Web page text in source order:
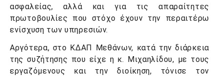
ασφαλείας, αλλά και για τις απαραίτητες
πρωτοβουλίες που στόχο έχουν την περαιτέρω
ενίσχυση των υπηρεσιών.
Αργότερα, στο ΚΔΑΠ Μεθάνων, κατά την διάρκεια
της συζήτησης που είχε η κ. Μιχαηλίδου, με τους
εργαζόμενους και την διοίκηση, τόνισε τον